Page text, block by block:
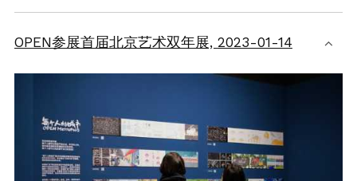
OPEN参展首届北京艺术双年展, 2023-01-14